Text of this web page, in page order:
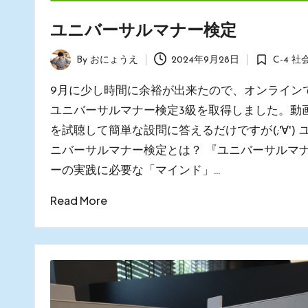
ユニバーサルマナー検定
Posted
by
By おにょうえ 2024年9月28日
Posted
in
C-4 社
9月に少し時間に余裕が出来たので、オンライン
ユニバーサルマナー検定3級を取得しました。動
を試聴して簡単な設問に答えるだけですが(;'∀')
ニバーサルマナー検定とは？ 『ユニバーサルマ
ーの実践に必要な「マインド」…
Read More